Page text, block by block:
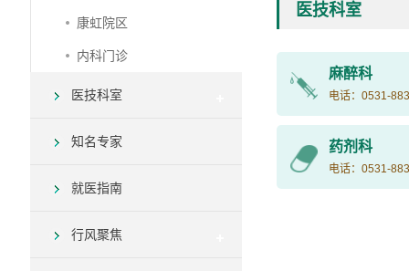
康虹院区
内科门诊
医技科室
知名专家
就医指南
行风聚焦
医技科室
麻醉科
电话：0531-
药剂科
电话：0531-